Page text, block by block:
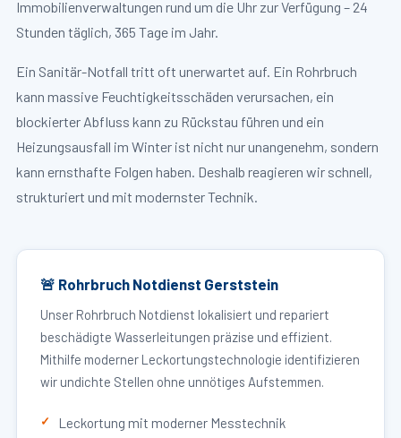
Immobilienverwaltungen rund um die Uhr zur Verfügung – 24
Stunden täglich, 365 Tage im Jahr.
Ein Sanitär-Notfall tritt oft unerwartet auf. Ein Rohrbruch
kann massive Feuchtigkeitsschäden verursachen, ein
blockierter Abfluss kann zu Rückstau führen und ein
Heizungsausfall im Winter ist nicht nur unangenehm, sondern
kann ernsthafte Folgen haben. Deshalb reagieren wir schnell,
strukturiert und mit modernster Technik.
🚨 Rohrbruch Notdienst Gerststein
Unser Rohrbruch Notdienst lokalisiert und repariert
beschädigte Wasserleitungen präzise und effizient.
Mithilfe moderner Leckortungstechnologie identifizieren
wir undichte Stellen ohne unnötiges Aufstemmen.
Leckortung mit moderner Messtechnik